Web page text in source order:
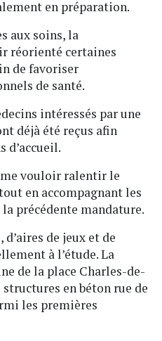
en préparation.
aux soins, la
réorienté certaines
de favoriser
de santé.
intéressés par une
déjà été reçus afin
d’accueil.
vouloir ralentir le
en accompagnant les
précédente mandature.
de jeux et de
à l’étude. La
de la place Charles-de-
en béton rue de
les premières